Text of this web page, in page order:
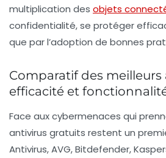
multiplication des objets
confidentialité, se protéger
que par l’adoption de bonnes
Comparatif des
efficacité et
Face aux cybermenaces qui
antivirus gratuits restent un
Antivirus, AVG, Bitdefender,